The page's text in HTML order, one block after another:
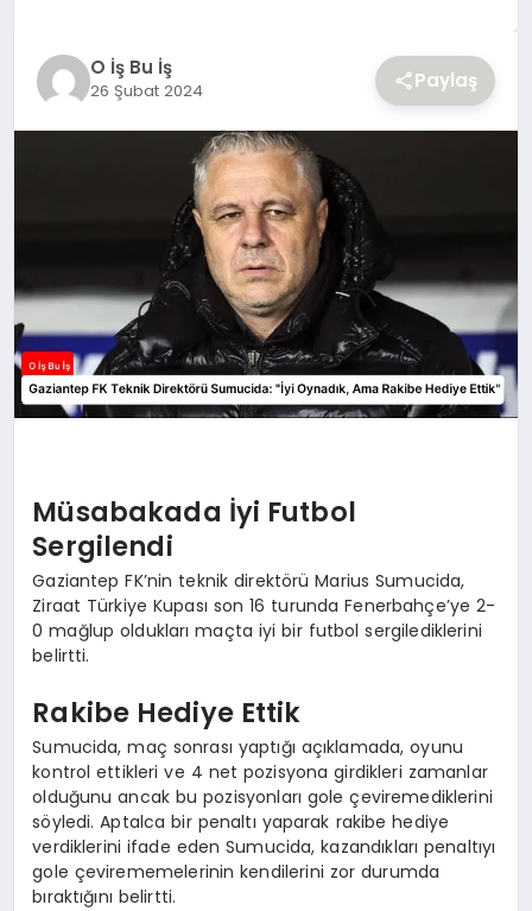
O İş Bu İş
26 Şubat 2024 Paylaş
Müsabakada İyi Futbol
Sergilendi
Gaziantep FK’nin teknik direktörü Marius Sumucida,
Ziraat Türkiye Kupası son 16 turunda Fenerbahçe’ye 2-
0 mağlup oldukları maçta iyi bir futbol sergilediklerini
belirtti.
Rakibe Hediye Ettik
Sumucida, maç sonrası yaptığı açıklamada, oyunu
kontrol ettikleri ve 4 net pozisyona girdikleri zamanlar
olduğunu ancak bu pozisyonları gole çeviremediklerini
söyledi. Aptalca bir penaltı yaparak rakibe hediye
verdiklerini ifade eden Sumucida, kazandıkları penaltıyı
gole çevirememelerinin kendilerini zor durumda
bıraktığını belirtti.